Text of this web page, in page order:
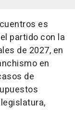
es
partido con la
de 2027, en
en
de